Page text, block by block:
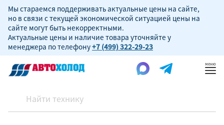
Мы стараемся поддерживать актуальные цены на сайте,
но в связи с текущей экономической ситуацией цены на
сайте могут быть некорректными.
Актуальные цены и наличие товара уточняйте у
менеджера по телефону+7 (499) 322-29-23